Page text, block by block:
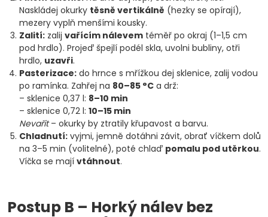
Naskládej okurky těsně vertikálně (hezky se opírají),
mezery vyplň menšími kousky.
Zalití: zalij vařícím nálevem téměř po okraj (1–1,5 cm
pod hrdlo). Projeď špejlí podél skla, uvolni bubliny, otři
hrdlo, uzavři.
Pasterizace: do hrnce s mřížkou dej sklenice, zalij vodou
po ramínka. Zahřej na 80–85 °C a drž:
– sklenice 0,37 l: 8–10 min
– sklenice 0,72 l: 10–15 min
Nevařit– okurky by ztratily křupavost a barvu.
Chladnutí: vyjmi, jemně dotáhni závit, obrať víčkem dolů
na 3–5 min (volitelné), poté chlaď pomalu pod utěrkou.
Víčka se mají vtáhnout.
Postup B – Horký nálev bez